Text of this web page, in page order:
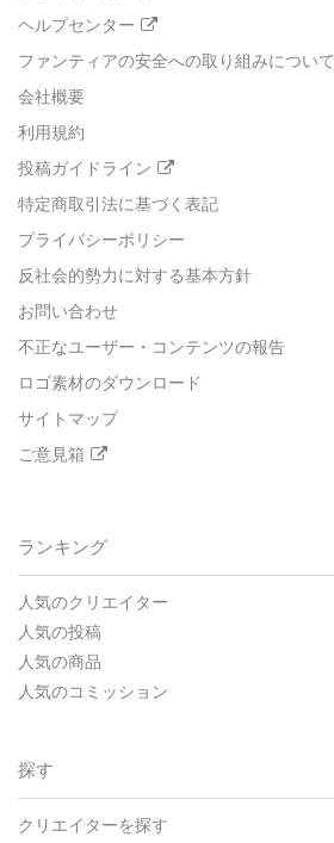
ヘルプセンター
ファンティアの安全への取り組みについて
会社概要
利用規約
投稿ガイドライン
特定商取引法に基づく表記
プライバシーポリシー
反社会的勢力に対する基本方針
お問い合わせ
不正なユーザー・コンテンツの報告
ロゴ素材のダウンロード
サイトマップ
ご意見箱
ランキング
人気のクリエイター
人気の投稿
人気の商品
人気のコミッション
探す
クリエイターを探す